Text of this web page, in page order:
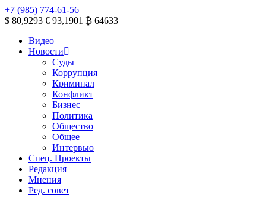
+7 (985) 774-61-56
$ 80,9293 € 93,1901 ₿ 64633
Видео
Новости
Суды
Коррупция
Криминал
Конфликт
Бизнес
Политика
Общество
Общее
Интервью
Спец. Проекты
Редакция
Мнения
Ред. совет